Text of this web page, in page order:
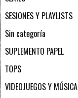
SESIONES Y PLAYLISTS
Sin categoría
SUPLEMENTO PAPEL
TOPS
VIDEOJUEGOS Y MÚSICA